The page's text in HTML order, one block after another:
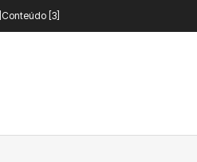
Conteúdo [3]